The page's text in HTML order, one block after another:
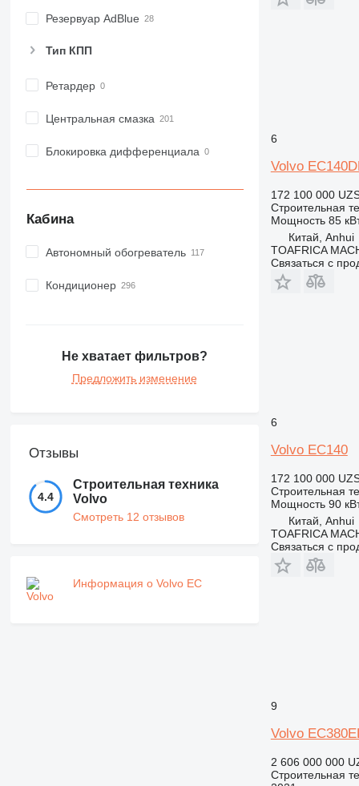
M-series
NR
RM
Резервуар AdBlue
Тип КПП
Ретардер
Центральная смазка
Блокировка дифференциала
Кабина
Автономный обогреватель
Кондиционер
Не хватает фильтров?
Предложить изменение
Отзывы
4.4
Строительная техника
Volvo
Смотреть 12 отзывов
Информация о Volvo EC
6
Volvo
172 100 000
Строительная
Мощность 85
Китай, Anhui
TOAFRICA
Связаться с
6
Volvo EC140
172 100 000
Строительная
Мощность 90
Китай, Anhui
TOAFRICA
Связаться с
9
Volvo
2 606 000 000
Строительная